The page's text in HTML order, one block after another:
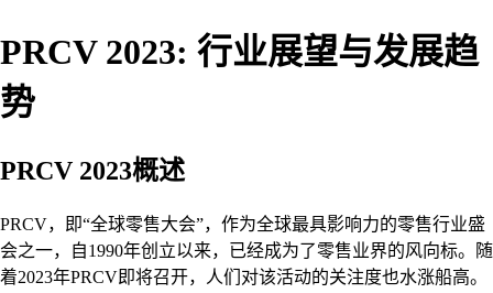
PRCV 2023: 行业展望与发展趋
势
PRCV 2023概述
PRCV，即“全球零售大会”，作为全球最具影响力的零售行业盛
会之一，自1990年创立以来，已经成为了零售业界的风向标。随
着2023年PRCV即将召开，人们对该活动的关注度也水涨船高。